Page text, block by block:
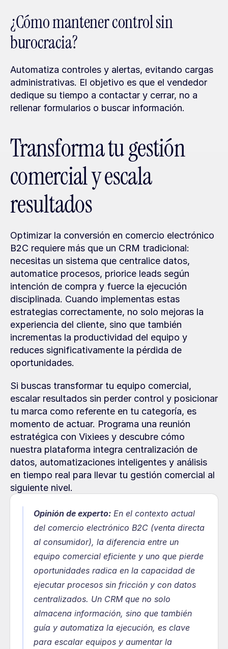
¿Cómo mantener control sin
burocracia?
Automatiza controles y alertas, evitando cargas
administrativas. El objetivo es que el vendedor
dedique su tiempo a contactar y cerrar, no a
rellenar formularios o buscar información.
Transforma tu gestión
comercial y escala
resultados
Optimizar la conversión en comercio electrónico
B2C requiere más que un CRM tradicional:
necesitas un sistema que centralice datos,
automatice procesos, priorice leads según
intención de compra y fuerce la ejecución
disciplinada. Cuando implementas estas
estrategias correctamente, no solo mejoras la
experiencia del cliente, sino que también
incrementas la productividad del equipo y
reduces significativamente la pérdida de
oportunidades.
Si buscas transformar tu equipo comercial,
escalar resultados sin perder control y posicionar
tu marca como referente en tu categoría, es
momento de actuar. Programa una reunión
estratégica con Vixiees y descubre cómo
nuestra plataforma integra centralización de
datos, automatizaciones inteligentes y análisis
en tiempo real para llevar tu gestión comercial al
siguiente nivel.
Opinión de experto: En el contexto actual
del comercio electrónico B2C (venta directa
al consumidor), la diferencia entre un
equipo comercial eficiente y uno que pierde
oportunidades radica en la capacidad de
ejecutar procesos sin fricción y con datos
centralizados. Un CRM que no solo
almacena información, sino que también
guía y automatiza la ejecución, es clave
para escalar equipos y aumentar la